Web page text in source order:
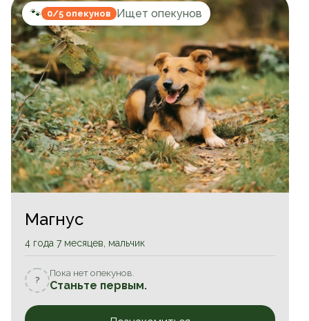
🐾 0/5 опекунов Ищет опекунов
Магнус
4 года 7 месяцев, мальчик
?
Пока нет опекунов.
Станьте первым.